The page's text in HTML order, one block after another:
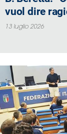
vuol dire
13 luglio 2026